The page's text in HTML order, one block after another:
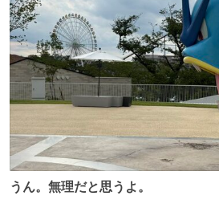
て事で中身無事だったから連れて帰
くて良かった
ト
数
数
うん。無理だと思うよ。